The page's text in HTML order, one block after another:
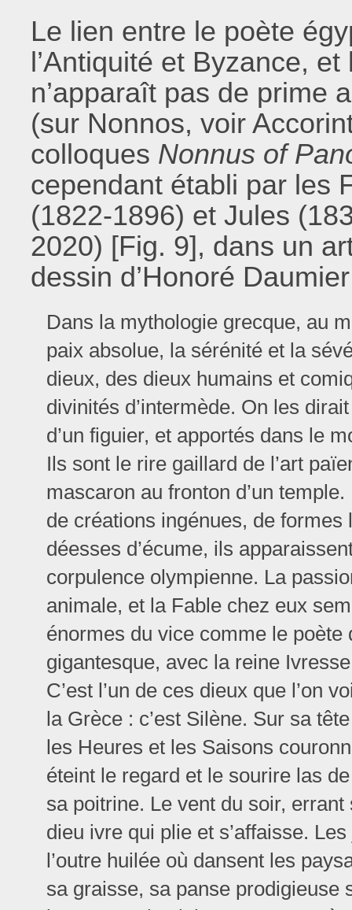
Le lien entre le poète
l’Antiquité et Byzance,
n’apparaît pas de prime
(sur Nonnos, voir
colloques Nonnus of
cependant établi par les
(1822-1896) et Jules
2020) [Fig. 9], dans un
dessin d’Honoré
Dans la mythologie grecque, au
paix absolue, la sérénité et la
dieux, des dieux humains et
divinités d’intermède. On les
d’un figuier, et apportés dans le
Ils sont le rire gaillard de l’art
mascaron au fronton d’un
de créations ingénues, de
déesses d’écume, ils
corpulence olympienne. La
animale, et la Fable chez eux
énormes du vice comme le
gigantesque, avec la reine
C’est l’un de ces dieux que l’on
la Grèce : c’est Silène. Sur sa
les Heures et les Saisons
éteint le regard et le sourire las
sa poitrine. Le vent du soir,
dieu ivre qui plie et s’affaisse.
l’outre huilée où dansent les
sa graisse, sa panse prodigieuse